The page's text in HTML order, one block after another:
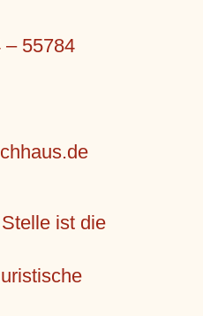
– 55784
ist die